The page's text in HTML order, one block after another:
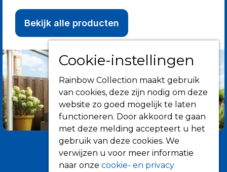
Bekijk alle producten
Cookie-instellingen
Rainbow Collection maakt gebruik
van cookies, deze zijn nodig om deze
website zo goed mogelijk te laten
functioneren. Door akkoord te gaan
met deze melding accepteert u het
gebruik van deze cookies. We
verwijzen u voor meer informatie
naar onze cookie- en privacy